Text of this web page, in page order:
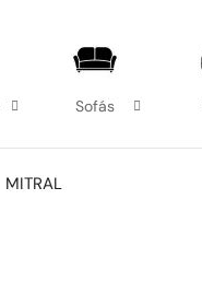
Sofás
MITRAL